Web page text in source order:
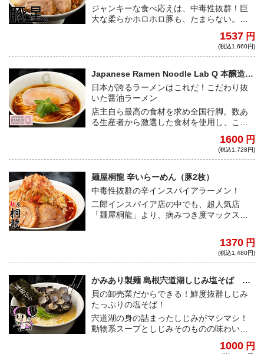
ジャンキーな食べ応えは、中毒性抜群！巨
大な柔らかホロホロ豚も、たまらない。た
好みでマヨネーズを加えてガッツリ食らい
1537 円
(税込1,660円)
Japanese Ramen Noodle Lab Q 本醸造醤
油らぁ麺
日本が誇るラーメンはこれだ！こだわり抜
いた醤油ラーメン
店主自ら最高の食材を求め全国行脚。数あ
る生産者から激選した食材を使用し、この
たスープに自家製麺、チャーシューと一切
1600 円
(税込1,728円)
麺屋桐龍 辛いらーめん（豚2枚）
中毒性抜群の辛インスパイアラーメン！
二郎インスパイア店の中でも、超人気店
「麺屋桐龍」より、病みつき度マックスの
1370 円
(税込1,480円)
かみあり製麺 島根宍道湖しじみ塩そば し
じみマシマシ
貝の卸売業だからできる！鮮度抜群しじみ
たっぷりの塩そば！
宍道湖の身の詰まったしじみがマシマシ！
動物系スープとしじみそのものの味わいが
味が最大限に引き出されており、自家製麺
1000 円